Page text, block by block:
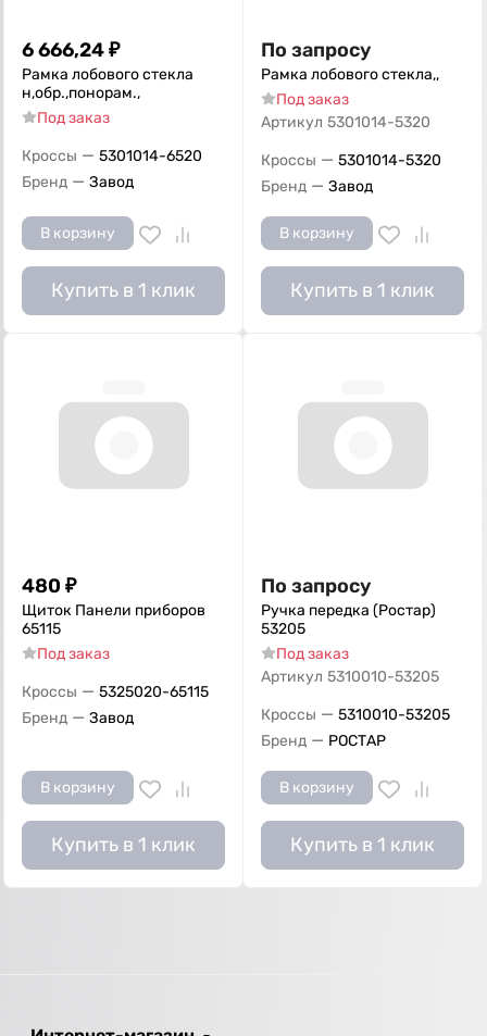
6 666,24₽
Рамка лобового стекла
н,обр.,понорам.,
Под заказ
Кроссы — 5301014-6520
Бренд — Завод
В корзину
Купить в 1 клик
По запросу
Рамка лобового стекла,,
Под заказ
Артикул 5301014-5320
Кроссы — 5301014-5320
Бренд — Завод
В корзину
Купить в 1 клик
480 ₽
Щиток Панели приборов
65115
Под заказ
Кроссы — 5325020-65115
Бренд — Завод
В корзину
Купить в 1 клик
По запросу
Ручка передка (Ростар)
53205
Под заказ
Артикул 5310010-53205
Кроссы — 5310010-53205
Бренд — РОСТАР
В корзину
Купить в 1 клик